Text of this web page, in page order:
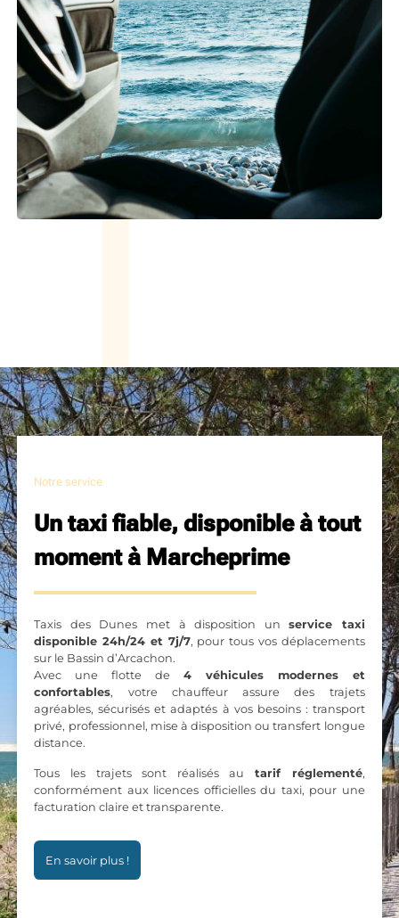
Notre service
Un taxi fiable, disponible à tout
moment à Marcheprime
Taxis des Dunes met à disposition unservice taxi
disponible 24h/24 et 7j/7, pour tous vos déplacements
sur le Bassin d’Arcachon.
Avec une flotte de 4 véhicules modernes et
confortables, votre chauffeur assure des trajets
agréables, sécurisés et adaptés à vos besoins : transport
privé, professionnel, mise à disposition ou transfert longue
distance.
Tous les trajets sont réalisés autarif réglementé,
conformément aux licences officielles du taxi, pour une
facturation claire et transparente.
En savoir plus !